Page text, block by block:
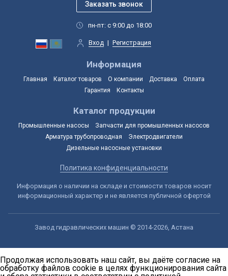
пн-пт: с 9:00 до 18:00
Вход | Регистрация
Информация
Главная Каталог товаров О компании Доставка
Оплата
Гарантия
Контакты
Каталог продукции
Промышленные насосы
Запчасти для промышленных насосов
Арматура трубопроводная
Электродвигатели
Дизельные насосные установки
Политика конфиденциальности
Информация о наличии на складе и стоимости товаров носит
информационный характер и не является публичной офертой
Завод гидравлических машин © 2014-2026, Астана
Продолжая использовать наш сайт, вы даёте согласие на
обработку файлов cookie в целях функционирования сайта